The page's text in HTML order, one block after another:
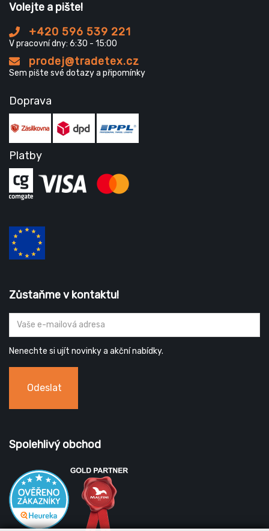
Volejte a pište!
+420 596 539 221
V pracovní dny: 6:30 - 15:00
prodej@tradetex.cz
Sem pište své dotazy a připomínky
Doprava
Platby
Zůstaňme v kontaktu!
Nenechte si ujít novinky a akční nabídky.
Odeslat
Spolehlivý obchod